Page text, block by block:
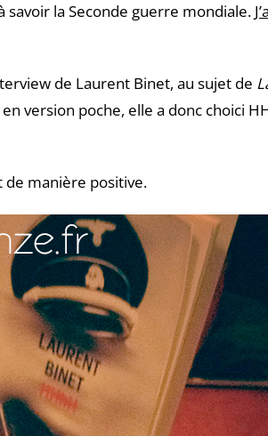
la Seconde guerre mondiale.
de Laurent Binet, au sujet de
version poche, elle a donc choici
de manière positive.